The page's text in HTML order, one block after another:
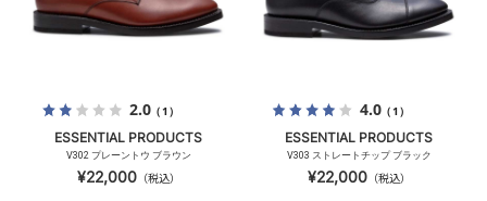
2.0（1）
ESSENTIAL PRODUCTS
V302 プレーントウ ブラウン
¥22,000（税込）
4.0（1）
ESSENTIAL PRODUCTS
V303 ストレートチップ ブラック
¥22,000（税込）